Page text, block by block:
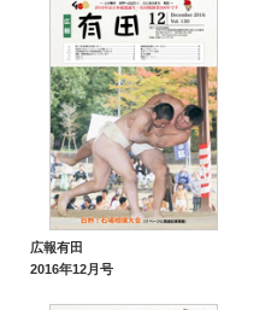
広報有田
2016年12月号